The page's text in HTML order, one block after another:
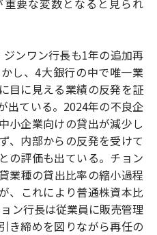
要な変数となると見られ
ンワン行長も1年の追加再
し、4大銀行の中で唯一業
目に見える業績の反発を証
出ている。2024年の不良企
小企業向けの貸出が減少し
、内部からの反発を受けて
の評価も出ている。チョン
業種の貸出比率の縮小過程
、これにより普通株資本比
ン行長は従業員に販売管理
き締めを図りながら再任の